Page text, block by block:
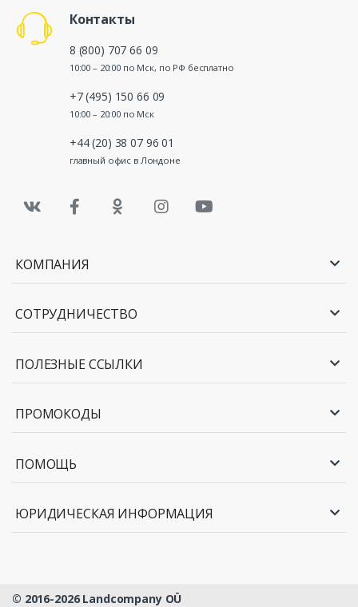
Контакты
8 (800) 707 66 09
10:00 – 20:00 по Мск, по РФ бесплатно
+7 (495) 150 66 09
10:00 – 20:00 по Мск
+44 (20) 38 07 96 01
главный офис в Лондоне
КОМПАНИЯ
СОТРУДНИЧЕСТВО
ПОЛЕЗНЫЕ ССЫЛКИ
ПРОМОКОДЫ
ПОМОЩЬ
ЮРИДИЧЕСКАЯ ИНФОРМАЦИЯ
© 2016-2026 Landcompany OÜ